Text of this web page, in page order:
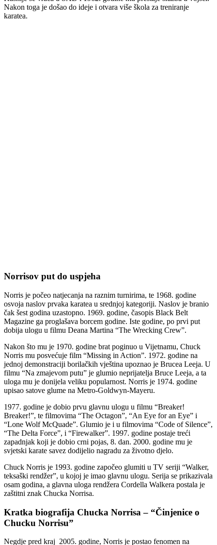
Nakon toga je došao do ideje i otvara više škola za treniranje
karatea.
Norrisov put do uspjeha
Norris je počeo natjecanja na raznim turnirima, te 1968. godine
osvoja naslov prvaka karatea u srednjoj kategoriji. Naslov je branio
čak šest godina uzastopno. 1969. godine, časopis Black Belt
Magazine ga proglašava borcem godine. Iste godine, po prvi put
dobija ulogu u filmu Deana Martina “The Wrecking Crew”.
Nakon što mu je 1970. godine brat poginuo u Vijetnamu, Chuck
Norris mu posvećuje film “Missing in Action”. 1972. godine na
jednoj demonstraciji borilačkih vještina upoznao je Brucea Leeja. U
filmu “Na zmajevom putu” je glumio neprijatelja Bruce Leeja, a ta
uloga mu je donijela veliku popularnost. Norris je 1974. godine
upisao satove glume na Metro-Goldwyn-Mayeru.
1977. godine je dobio prvu glavnu ulogu u filmu “Breaker!
Breaker!”, te filmovima “The Octagon”, “An Eye for an Eye” i
“Lone Wolf McQuade”. Glumio je i u filmovima “Code of Silence”,
“The Delta Force”, i “Firewalker”. 1997. godine postaje treći
zapadnjak koji je dobio crni pojas, 8. dan. 2000. godine mu je
svjetski karate savez dodijelio nagradu za životno djelo.
Chuck Norris je 1993. godine započeo glumiti u TV seriji “Walker,
teksaški rendžer”, u kojoj je imao glavnu ulogu. Serija se prikazivala
osam godina, a glavna uloga rendžera Cordella Walkera postala je
zaštitni znak Chucka Norrisa.
Kratka biografija Chucka Norrisa – “Činjenice o
Chucku Norrisu”
Negdje pred kraj 2005. godine, Norris je postao fenomen na